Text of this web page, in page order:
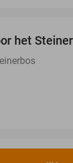
het